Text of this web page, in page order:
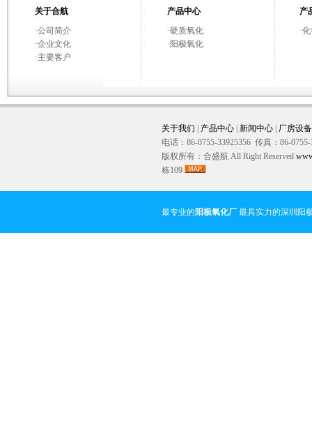
关于合航
·公司简介
·企业文化
·主要客户
产品中心
·硬质氧化
·阳极氧化
产
·
关于我们 | 产品中心 | 新闻中心 | 厂房设备
电话：86-0755-33925356 传真：86-
版权所有：合盛航 All Right Reserved
栋109
最专业的阳极氧化厂 最具实力的深圳阳